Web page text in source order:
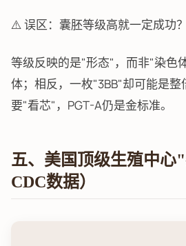
⚠️ 误区：囊胚等级高就一定成功？
等级反映的是"形态"，而非"染色
体；相反，一枚"3BB"却可能是
要"看芯"，PGT-A仍是金标准。
五、美国顶级生殖中心
CDC数据）